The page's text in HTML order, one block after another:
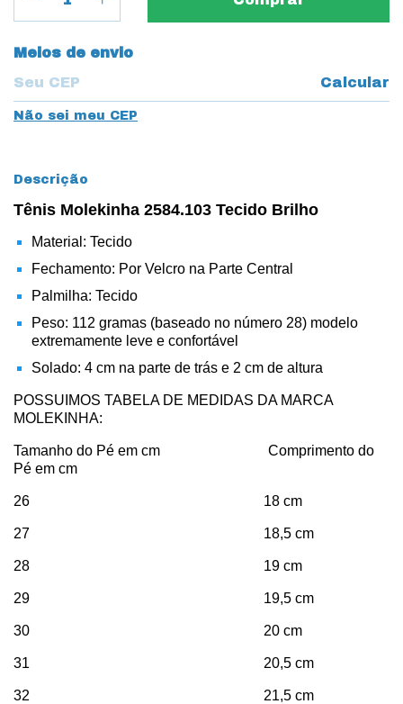
Entregas para o CEP:
Meios de envio
Calcular
Não sei meu CEP
Descrição
Tênis Molekinha 2584.103 Tecido Brilho
Material: Tecido
Fechamento: Por Velcro na Parte Central
Palmilha: Tecido
Peso: 112 gramas (baseado no número 28) modelo
extremamente leve e confortável
Solado: 4 cm na parte de trás e 2 cm de altura
POSSUIMOS TABELA DE MEDIDAS DA MARCA
MOLEKINHA:
Tamanho do Pé em cm Comprimento do
Pé em cm
26 18 cm
27 18,5 cm
28 19 cm
29 19,5 cm
30 20 cm
31 20,5 cm
32 21,5 cm